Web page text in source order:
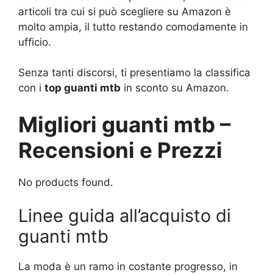
articoli tra cui si può scegliere su Amazon è
molto ampia, il tutto restando comodamente in
ufficio.
Senza tanti discorsi, ti presentiamo la classifica
con i top guanti mtb in sconto su Amazon.
Migliori guanti mtb –
Recensioni e Prezzi
No products found.
Linee guida all’acquisto di
guanti mtb
La moda è un ramo in costante progresso, in